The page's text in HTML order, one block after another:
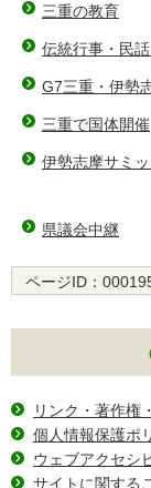
三重の教育
伝統行事・民
G7三重・伊勢
三重で国体開催
伊勢志摩サミッ
県議会中継
ページID：
リンク・著作権
個人情報保護ポ
ウェブアクセシ
サイトに関する